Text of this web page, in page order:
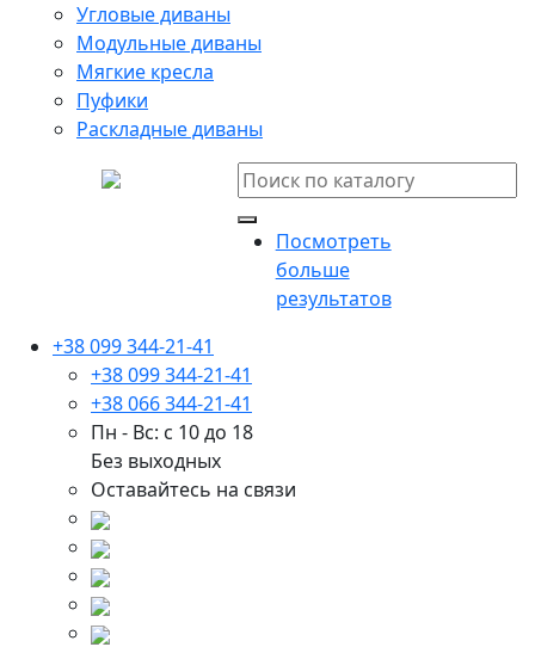
Угловые диваны
Модульные диваны
Мягкие кресла
Пуфики
Раскладные диваны
Посмотреть
больше
результатов
+38 099 344-21-41
+38 099 344-21-41
+38 066 344-21-41
Пн - Вс: с 10 до 18
Без выходных
Оставайтесь на связи